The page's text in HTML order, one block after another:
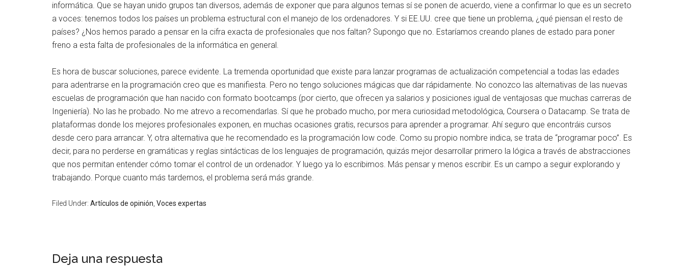
informática. Que se hayan unido grupos tan diversos, además de exponer que para algunos temas sí se ponen de acuerdo, viene a confirmar lo que es un secreto
a voces: tenemos todos los países un problema estructural con el manejo de los ordenadores. Y si EE.UU. cree que tiene un problema, ¿qué piensan el resto de
países? ¿Nos hemos parado a pensar en la cifra exacta de profesionales que nos faltan? Supongo que no. Estaríamos creando planes de estado para poner
freno a esta falta de profesionales de la informática en general.
Es hora de buscar soluciones, parece evidente. La tremenda oportunidad que existe para lanzar programas de actualización competencial a todas las edades
para adentrarse en la programación creo que es manifiesta. Pero no tengo soluciones mágicas que dar rápidamente. No conozco las alternativas de las nuevas
escuelas de programación que han nacido con formato bootcamps (por cierto, que ofrecen ya salarios y posiciones igual de ventajosas que muchas carreras de
Ingeniería). No las he probado. No me atrevo a recomendarlas. Sí que he probado mucho, por mera curiosidad metodológica, Coursera o Datacamp. Se trata de
plataformas donde los mejores profesionales exponen, en muchas ocasiones gratis, recursos para aprender a programar. Ahí seguro que encontráis cursos
desde cero para arrancar. Y, otra alternativa que he recomendado es la programación low code. Como su propio nombre indica, se trata de “programar poco”. Es
decir, para no perderse en gramáticas y reglas sintácticas de los lenguajes de programación, quizás mejor desarrollar primero la lógica a través de abstracciones
que nos permitan entender cómo tomar el control de un ordenador. Y luego ya lo escribimos. Más pensar y menos escribir. Es un campo a seguir explorando y
trabajando. Porque cuanto más tardemos, el problema será más grande.
Filed Under: Artículos de opinión Voces expertas
Deja una respuesta